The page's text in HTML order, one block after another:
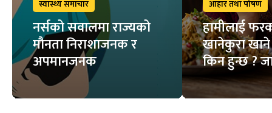
स्वास्थ्य समाचार
नर्सको सवालमा राज्यको
मौनता निराशाजनक र
अपमानजनक
आहार तथा पोषण
हामीलाई
खानेकुरा खाने
किन हुन्छ ?